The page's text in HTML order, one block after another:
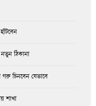
নতুন ঠিকানা
গরু চিনবেন যেভাবে
শাখা